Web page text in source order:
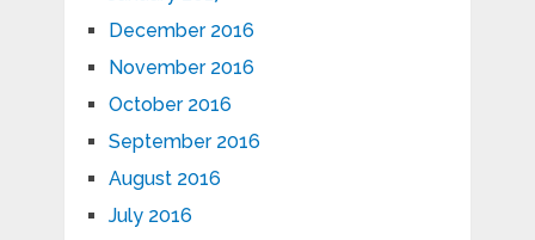
December 2016
November 2016
October 2016
September 2016
August 2016
July 2016